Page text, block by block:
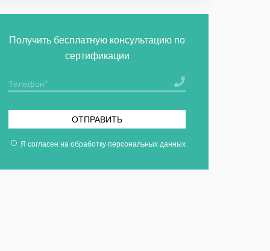
Получить бесплатную консультацию по
сертификации
ОТПРАВИТЬ
Я согласен на обработку персональных данных